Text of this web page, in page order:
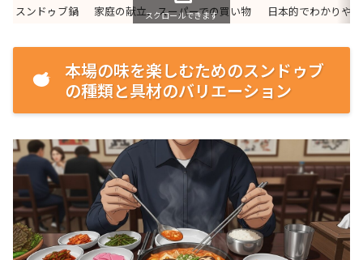
スンドゥブ鍋
家庭の献立、スーパーでの買い物 日本的でわかりや
スクロールできます
本場の味を楽しむためのスンドゥブ
の種類と具材のバリエーション